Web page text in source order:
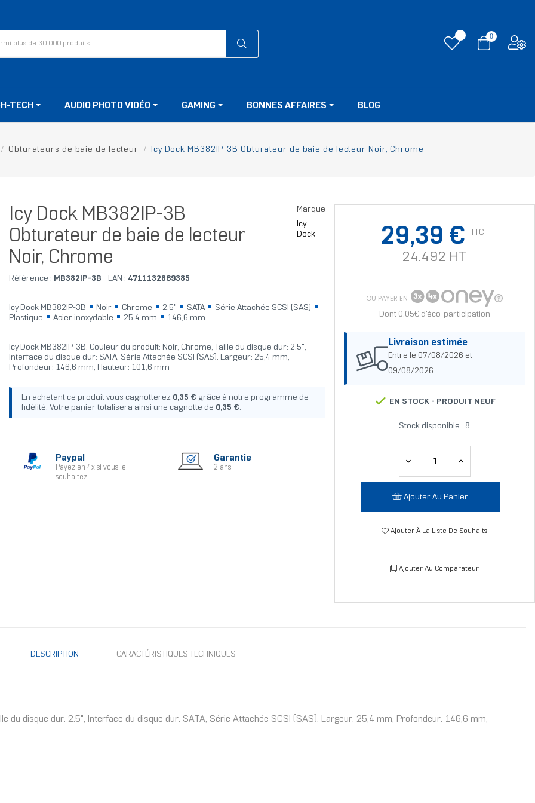
0
TECH AUDIO PHOTO VIDÉO GAMING BONNES AFFAIRES BLOG
Obturateurs de baie de lecteur Icy Dock MB382IP-3B Obturateur de baie de lecteur Noir, Chrome
Icy Dock MB382IP-3B
Obturateur de baie de lecteur
Noir, Chrome
Référence : MB382IP-3B - EAN : 4711132869385
Marque
Icy
Dock
Icy Dock MB382IP-3B Noir Chrome 2.5" SATA
Série Attachée SCSI (SAS)
Plastique
Acier inoxydable 25,4 mm 146,6 mm
Icy Dock MB382IP-3B. Couleur du produit: Noir, Chrome, Taille du disque dur: 2.5",
Interface du disque dur: SATA, Série Attachée SCSI (SAS). Largeur: 25,4 mm,
Profondeur: 146,6 mm, Hauteur: 101,6 mm
En achetant ce produit vous cagnotterez 0,35 € grâce à notre programme de
fidélité. Votre panier totalisera ainsi une cagnotte de 0,35 €.
Paypal
Payez en 4x si vous le
souhaitez
Garantie
2 ans
29,39 € TTC
24.492 HT
OU PAYER EN
Dont 0.05€ d'éco-participation
Livraison estimée
Entre le 07/08/2026 et
09/08/2026
EN STOCK - PRODUIT NEUF
Stock disponible : 8
Ajouter Au Panier
Ajouter À La Liste De Souhaits
Ajouter Au Comparateur
DESCRIPTION CARACTÉRISTIQUES TECHNIQUES
du disque dur: 2.5", Interface du disque dur: SATA, Série Attachée SCSI (SAS). Largeur: 25,4 mm, Profondeur: 146,6 mm,